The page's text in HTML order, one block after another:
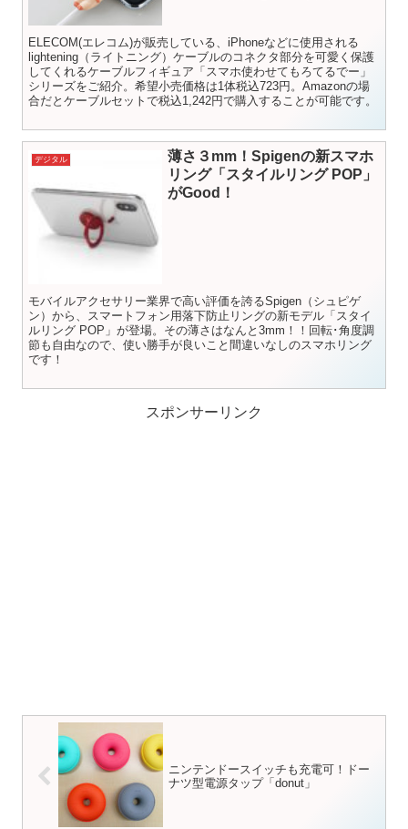
ELECOM(エレコム)が販売している、iPhoneなどに使用される
lightening（ライトニング）ケーブルのコネクタ部分を可愛く保護
してくれるケーブルフィギュア「スマホ使わせてもろてるでー」
シリーズをご紹介。希望小売価格は1体税込723円。Amazonの場
合だとケーブルセットで税込1,242円で購入することが可能です。
デジタル
薄さ３mm！Spigenの新スマホ
リング「スタイルリング POP」
がGood！
モバイルアクセサリー業界で高い評価を誇るSpigen（シュピゲ
ン）から、スマートフォン用落下防止リングの新モデル「スタイ
ルリング POP」が登場。その薄さはなんと3mm！！回転･角度調
節も自由なので、使い勝手が良いこと間違いなしのスマホリング
です！
スポンサーリンク
ニンテンドースイッチも充電可！ドー
ナツ型電源タップ「donut」